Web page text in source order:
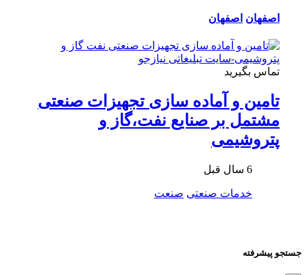
اصفهان اصفهان
تماس بگیرید
تامین و آماده سازی تجهیزات صنعتی
مشتمل بر صنایع نفت،گاز و
پتروشیمی
6 سال قبل
خدمات صنعتی صنعت
جستجو پیشرفته